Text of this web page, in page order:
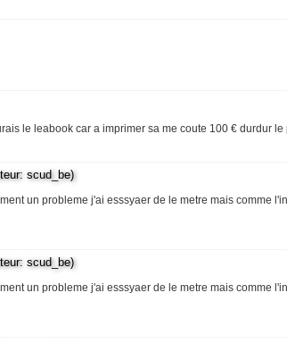
le leabook car a imprimer sa me coute 100 € durdur
scud_be)
un probleme j'ai esssyaer de le metre mais comme
scud_be)
un probleme j'ai esssyaer de le metre mais comme